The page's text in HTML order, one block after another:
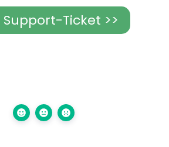
Ticket >>